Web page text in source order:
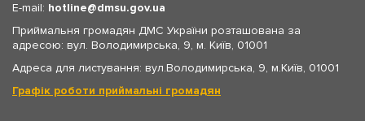
E-mail: hotline
dmsu.gov.ua
Приймальня громадян ДМС України розташована за
адресою: вул. Володимирська, 9, м. Київ, 01001
Адреса для листування: вул.Володимирська, 9, м.Київ, 01001
Графік роботи приймальні громадян